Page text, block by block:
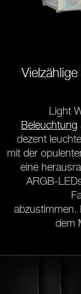
Light
Beleuchtung
dezent
mit der
eine
ARGB-
abzustimmen.
dem